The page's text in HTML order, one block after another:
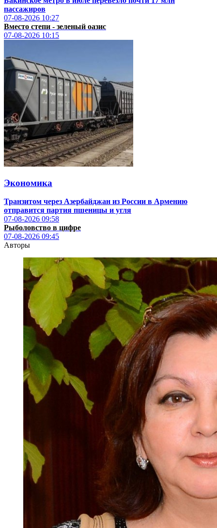
пассажиров
07-08-2026 10:27
Вместо степи - зеленый оазис
07-08-2026 10:15
Экономика
Транзитом через Азербайджан из России в Армению
отправится партия пшеницы и угля
07-08-2026 09:58
Рыболовство в цифре
07-08-2026 09:45
Авторы